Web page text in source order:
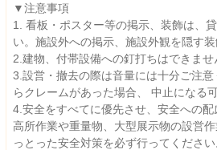
▼注意事項
1. 看板・ポスター等の掲示、装飾は、
い。施設外への掲示、施設外観を隠す装
2.建物、付帯設備への釘打ちはできませ
3.設営・撤去の際は音量には十分ご注
らクレームがあった場合、 中止になる
4.安全をすべてに優先させ、安全への配
高所作業や重量物、大型展示物の設営
っとった安全対策を必ず行ってください